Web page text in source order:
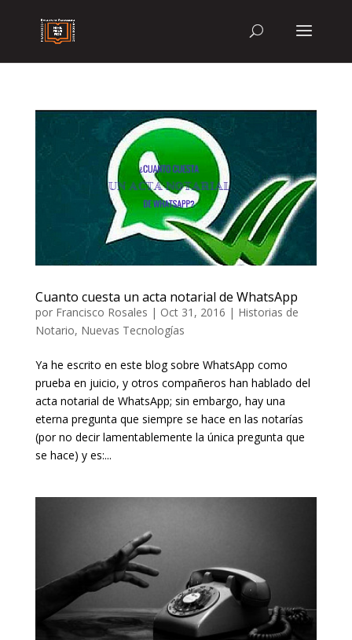
Cuanto cuesta un acta notarial de WhatsApp
por Francisco Rosales | Oct 31, 2016 | Historias de
Notario, Nuevas Tecnologías
Ya he escrito en este blog sobre WhatsApp como
prueba en juicio, y otros compañeros han hablado del
acta notarial de WhatsApp; sin embargo, hay una
eterna pregunta que siempre se hace en las notarías
(por no decir lamentablemente la única pregunta que
se hace) y es:...